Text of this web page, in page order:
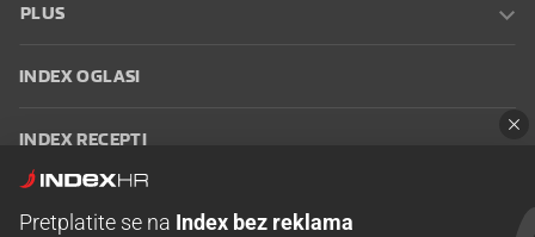
PLUS
INDEX OGLASI
INDEX RECEPTI
Pretplatite se na Index bez reklama